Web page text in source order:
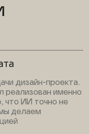
дизайн-проекта.
реализован именно
что ИИ точно не
делаем